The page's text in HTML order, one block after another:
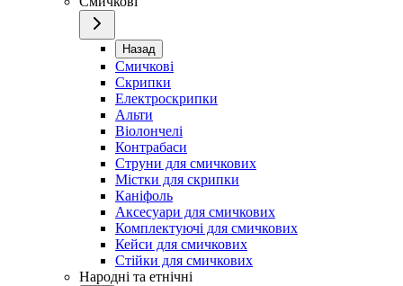
Назад
Смичкові
Скрипки
Електроскрипки
Альти
Віолончелі
Контрабаси
Струни для смичкових
Містки для скрипки
Каніфоль
Аксесуари для смичкових
Комплектуючі для смичкових
Кейси для смичкових
Стійки для смичкових
Народні та етнічні